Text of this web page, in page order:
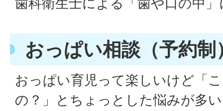
おっぱい相談（予約制
おっぱい育児って楽しいけど「
の？」とちょっとした悩みが多